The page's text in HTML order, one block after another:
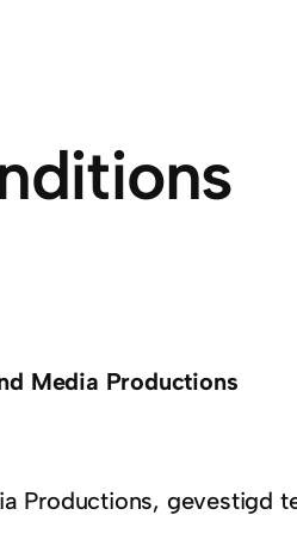
Media Productions
Productions, gevestigd